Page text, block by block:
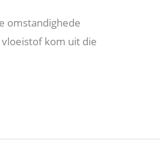
omstandighede
kom uit die